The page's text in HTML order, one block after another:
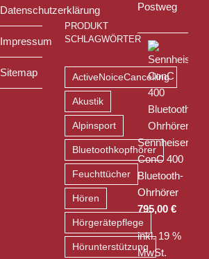
Datenschutzerklärung
Impressum
Sitemap
PRODUKT
SCHLAGWÖRTER
ActiveNoiceCancelling
Akustik
Alpinsport
Bluetoothkopfhörer
Feuchttücher
Hören
Hörgerätepflege
Hörunterstützung
Postweg
Sennheiser
ConC 400
Bluetooth-
Ohrhörer
795,00 €
inkl. 19 %
MwSt.